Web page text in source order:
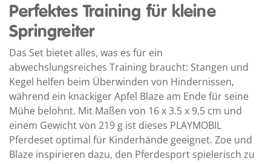
Perfektes Training für kleine
Springreiter
Das Set bietet alles, was es für ein
abwechslungsreiches Training braucht: Stangen und
Kegel helfen beim Überwinden von Hindernissen,
während ein knackiger Apfel Blaze am Ende für seine
Mühe belohnt. Mit Maßen von 16 x 3.5 x 9.5 cm und
einem Gewicht von 219 g ist dieses PLAYMOBIL
Pferdeset optimal für Kinderhände geeignet. Zoe und
Blaze inspirieren dazu, den Pferdesport spielerisch zu